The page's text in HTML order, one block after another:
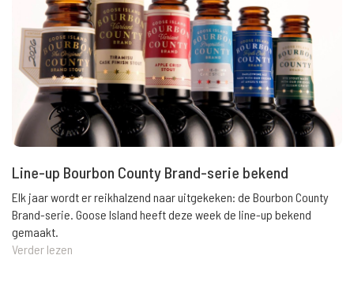
Line-up Bourbon County Brand-serie bekend
Elk jaar wordt er reikhalzend naar uitgekeken: de Bourbon County
Brand-serie. Goose Island heeft deze week de line-up bekend
gemaakt.
Verder lezen